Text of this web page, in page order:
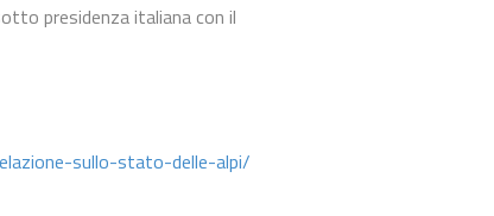
presidenza italiana con il
sullo-stato-delle-alpi/